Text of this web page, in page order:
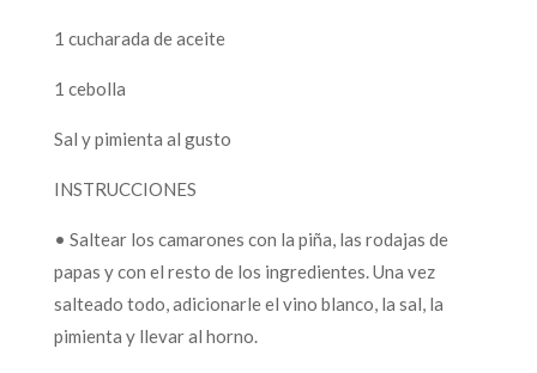
1 cucharada de aceite
1 cebolla
Sal y pimienta al gusto
INSTRUCCIONES
• Saltear los camarones con la piña, las rodajas de
papas y con el resto de los ingredientes. Una vez
salteado todo, adicionarle el vino blanco, la sal, la
pimienta y llevar al horno.